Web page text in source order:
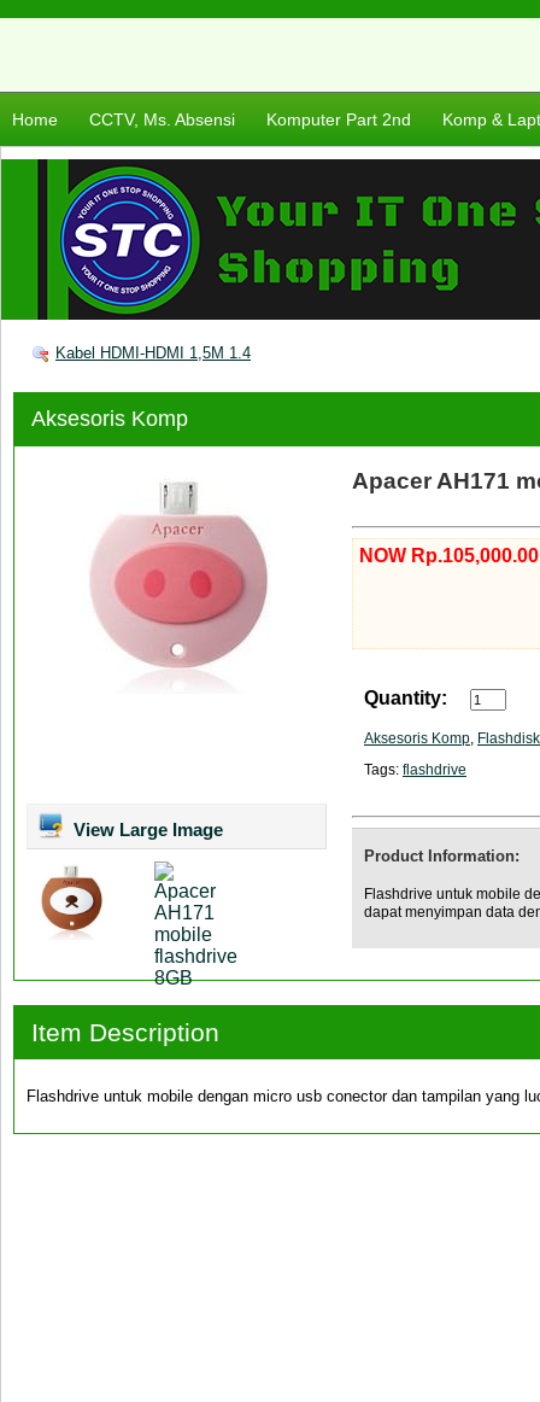
Home CCTV, Ms. Absensi Komputer Part 2nd Komp &
Kabel HDMI-HDMI 1,5M 1.4
Aksesoris Komp
View Large Image
Apacer AH171
NOW Rp.105,000.00
Quantity:
Aksesoris Komp, Flashdisk
Tags: flashdrive
Product Information:
Flashdrive untuk mobile
dapat menyimpan data
Item Description
Flashdrive untuk mobile dengan micro usb conector dan tampilan yang